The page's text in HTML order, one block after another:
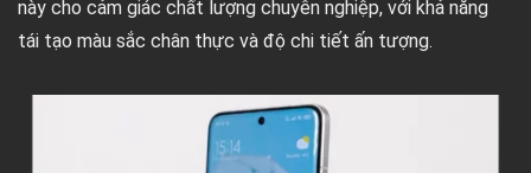
này cho cảm giác chất lượng chuyên nghiệp, với khả năng
tái tạo màu sắc chân thực và độ chi tiết ấn tượng.